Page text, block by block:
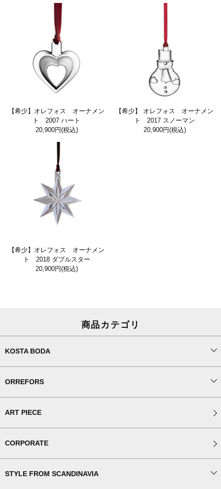
【希少】オレフォス オーナメン
ト 2007 ハート
20,900円(税込)
【希少】 オレフォス オーナメン
ト 2017 スノーマン
20,900円(税込)
【希少】オレフォス オーナメン
ト 2018 ダブルスター
20,900円(税込)
商品カテゴリ
KOSTA BODA
ORREFORS
ART PIECE
CORPORATE
STYLE FROM SCANDINAVIA